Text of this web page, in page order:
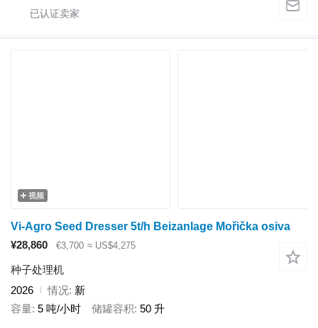
视频
Vi-Agro Seed Dresser 5t/h Beizanlage Mořička osiva
¥28,860
€3,700 ≈ US$4,275
种子处理机
2026
情况 新
容量 5 吨/小时 储罐容积 50 升